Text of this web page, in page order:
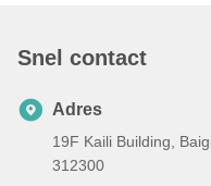
Snel contact
Adres
19F Kaili Building,
312300